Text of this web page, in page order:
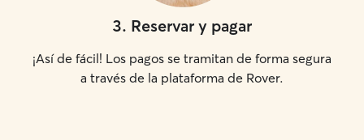
3. Reservar y pagar
¡Así de fácil! Los pagos se tramitan de forma segura
a través de la plataforma de Rover.